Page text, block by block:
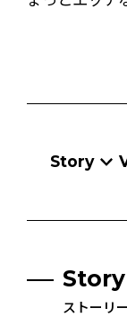
Story
Story
ストーリー